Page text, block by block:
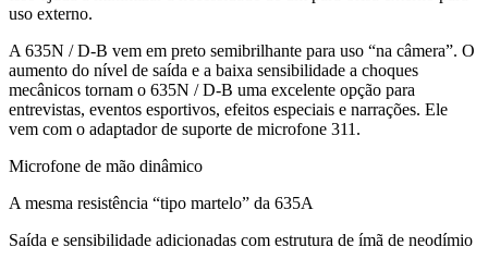
uso externo.
A 635N / D-B vem em preto semibrilhante para uso “na câmera”. O
aumento do nível de saída e a baixa sensibilidade a choques
mecânicos tornam o 635N / D-B uma excelente opção para
entrevistas, eventos esportivos, efeitos especiais e narrações. Ele
vem com o adaptador de suporte de microfone 311.
Microfone de mão dinâmico
A mesma resistência “tipo martelo” da 635A
Saída e sensibilidade adicionadas com estrutura de ímã de neodímio